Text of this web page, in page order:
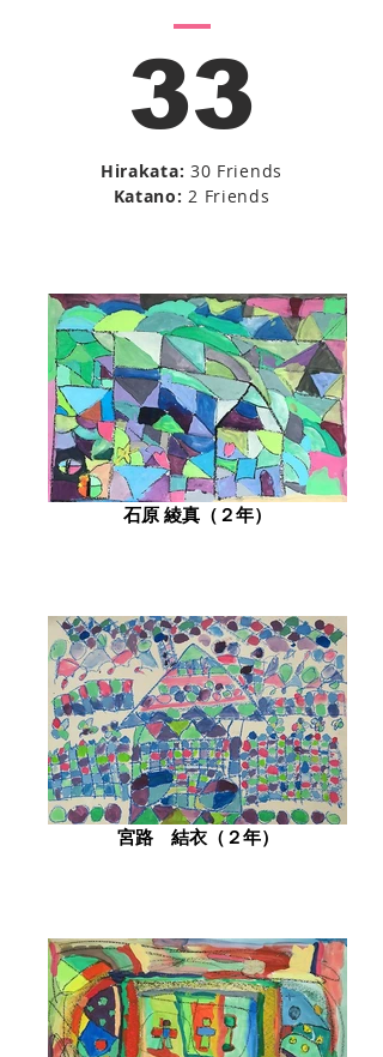
33
Hirakata: 30 Friends
Katano: 2 Friends
石原 綾真（２年）
宮路 結衣（２年）